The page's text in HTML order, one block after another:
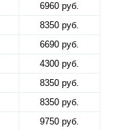
6960 руб.
8350 руб.
6690 руб.
4300 руб.
8350 руб.
8350 руб.
9750 руб.